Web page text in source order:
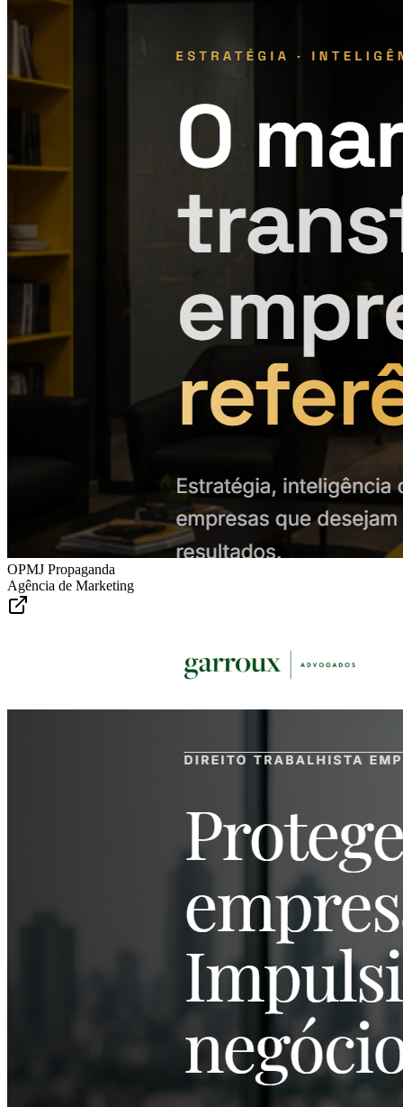
OPMJ Propaganda
Agência de Marketing